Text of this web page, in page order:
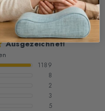
Ausgezeichnet!
1189
8
2
3
5